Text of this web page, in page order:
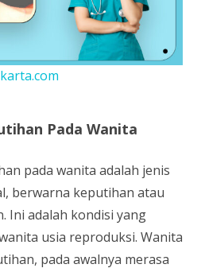
Pada Wanita
pada wanita adalah jenis
berwarna keputihan atau
Ini adalah kondisi yang
usia reproduksi. Wanita
pada awalnya merasa